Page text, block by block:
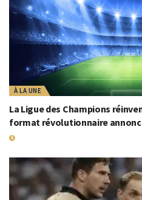
À LA UNE
La Ligue des Champions
format révolutionnaire